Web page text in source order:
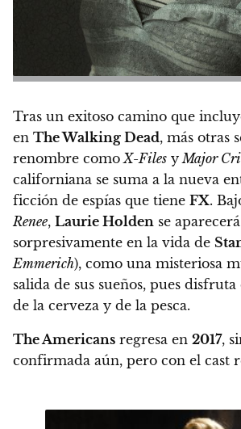
Tras un exitoso camino que
en The Walking Dead, más otras
renombre comoX-Files yMajor
californiana se suma a la nueva
ficción de espías que tiene FX.
Renee, Laurie Holden se aparecerá
sorpresivamente en la vida de
Emmerich), como una misteriosa
salida de sus sueños, pues
de la cerveza y de la pesca.
The Americans regresa en 2017,
confirmada aún, pero con el cast